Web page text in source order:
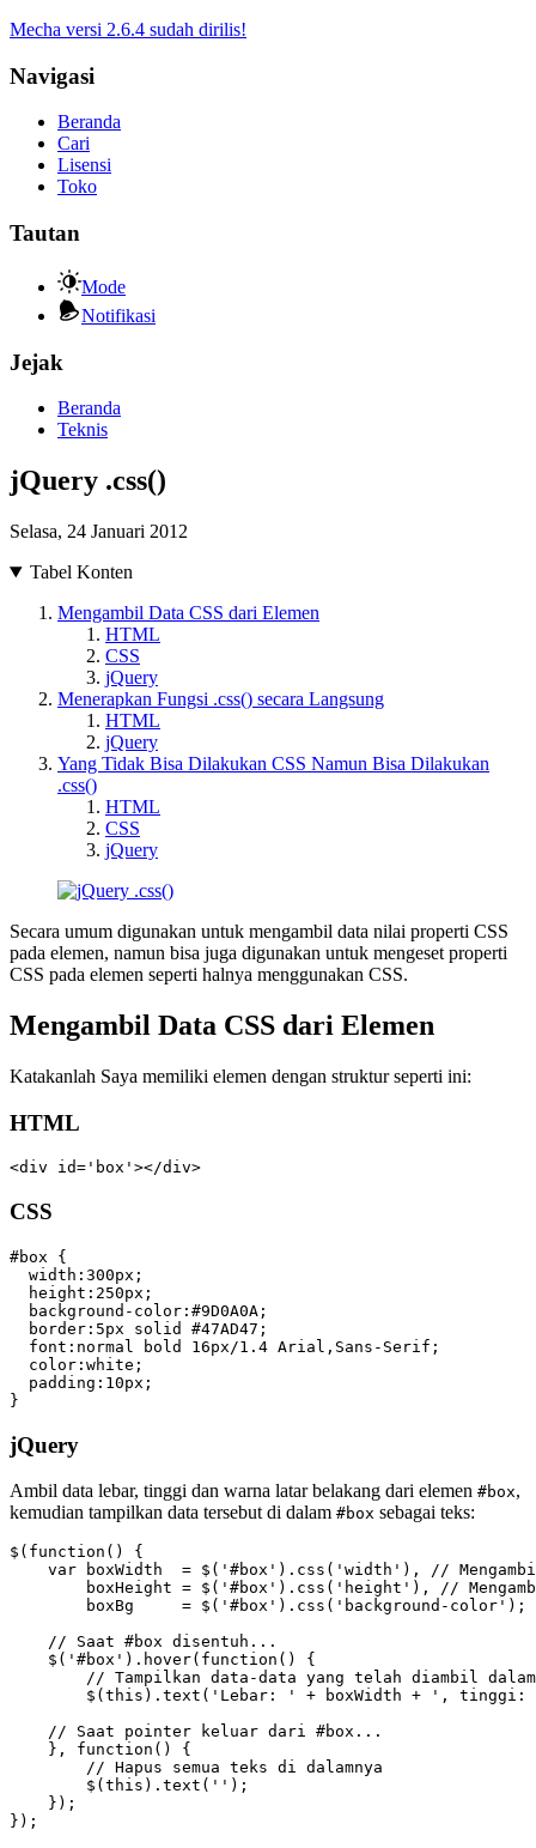
Mecha versi 2.6.4 sudah dirilis!
Navigasi
Beranda
Cari
Lisensi
Toko
Tautan
Mode
Notifikasi
Jejak
Beranda
Teknis
jQuery .css()
Selasa, 24 Januari 2012
Tabel Konten
Mengambil Data CSS dari Elemen
HTML
CSS
jQuery
Menerapkan Fungsi .css() secara Langsung
HTML
jQuery
Yang Tidak Bisa Dilakukan CSS Namun Bisa Dilakukan
.css()
HTML
CSS
jQuery
Secara umum digunakan untuk mengambil data nilai properti CSS
pada elemen, namun bisa juga digunakan untuk mengeset properti
CSS pada elemen seperti halnya menggunakan CSS.
Mengambil Data CSS dari Elemen
Katakanlah Saya memiliki elemen dengan struktur seperti ini:
HTML
<div id='box'></div>
CSS
#box {
  width:300px;
  height:250px;
  background-color:#9D0A0A;
  border:5px solid #47AD47;
  font:normal bold 16px/1.4 Arial,Sans-Serif;
  color:white;
  padding:10px;
}
jQuery
Ambil data lebar, tinggi dan warna latar belakang dari elemen #box,
kemudian tampilkan data tersebut di dalam #box sebagai teks:
$(function() {
var boxWidth  = $('#box').css('width'), //
boxHeight = $('#box').css('height'), //
boxBg     = $('#box').css('background-
    // Saat #box disentuh...
    $('#box').hover(function() {
// Tampilkan data-data yang telah diambil
$(this).text('Lebar: ' + boxWidth + ',
    // Saat pointer keluar dari #box...
    }, function() {
        // Hapus semua teks di dalamnya
        $(this).text('');
    });
});